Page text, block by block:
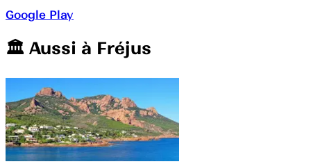
Google Play
🏛️️ Aussi à Fréjus